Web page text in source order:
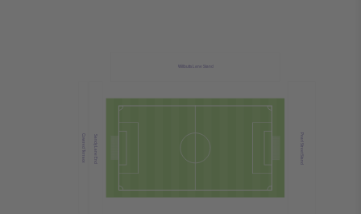
Pearl Street Stand
Willbutts Lane Stand
Sandy Lane End
Covered Terrace